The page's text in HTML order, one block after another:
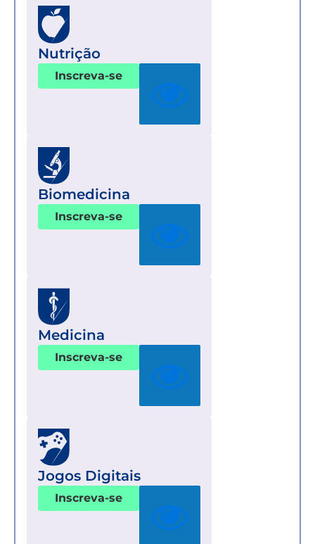
Nutrição
Inscreva-se
Biomedicina
Inscreva-se
Medicina
Inscreva-se
Jogos Digitais
Inscreva-se